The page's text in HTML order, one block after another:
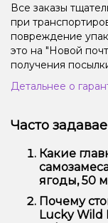
Все заказы
при
повреждение
это на "Новой
получения
Детальнее о
Часто
Какие
ягоды, 50
Набор для
ягоды, 50 мг,
Почему
Lucky Wild